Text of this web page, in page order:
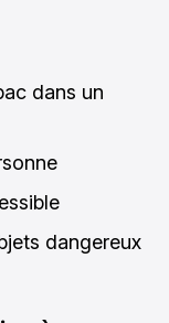
dans un
dangereux